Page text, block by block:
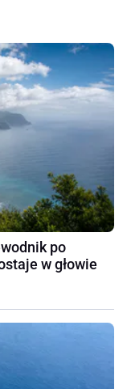
po
w głowie